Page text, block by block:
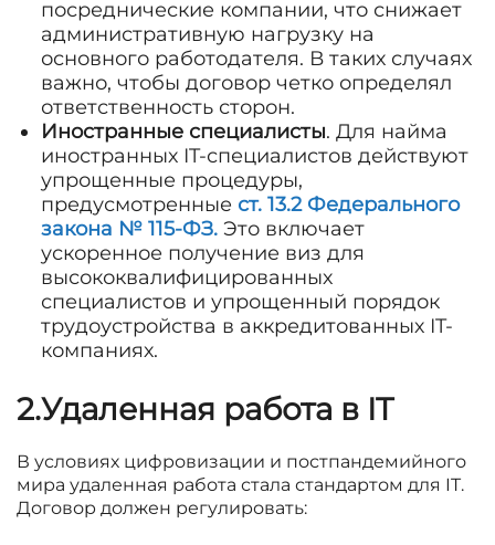
посреднические компании, что снижает
административную нагрузку на
основного работодателя. В таких случаях
важно, чтобы договор четко определял
ответственность сторон.
Иностранные специалисты. Для найма
иностранных IT-специалистов действуют
упрощенные процедуры,
предусмотренные ст. 13.2 Федерального
закона № 115-ФЗ. Это включает
ускоренное получение виз для
высококвалифицированных
специалистов и упрощенный порядок
трудоустройства в аккредитованных IT-
компаниях.
2.Удаленная работа в IT
В условиях цифровизации и постпандемийного
мира удаленная работа стала стандартом для IT.
Договор должен регулировать: